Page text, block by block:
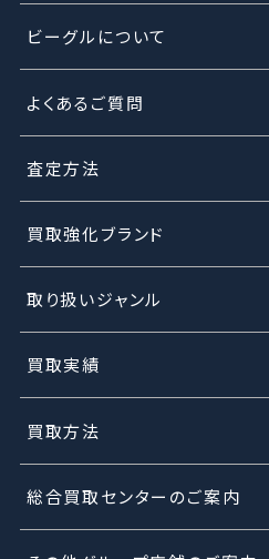
ビーグルについて
よくあるご質問
査定方法
買取強化ブランド
取り扱いジャンル
買取実績
買取方法
総合買取センターのご案内